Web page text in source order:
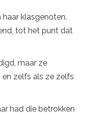
haar klasgenoten.
tot het punt dat
maar ze
zelfs als ze zelfs
had die betrokken